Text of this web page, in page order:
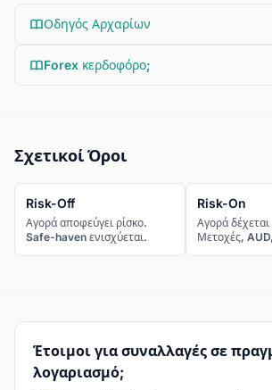
Οδηγός Αρχαρίων
Forex κερδοφόρο;
Σχετικοί Όροι
Risk-Off
Αγορά αποφεύγει ρίσκο.
Safe-haven ενισχύεται.
Risk-On
Αγορά δέχεται
Μετοχές,
Έτοιμοι για συναλλαγές σε
λογαριασμό;